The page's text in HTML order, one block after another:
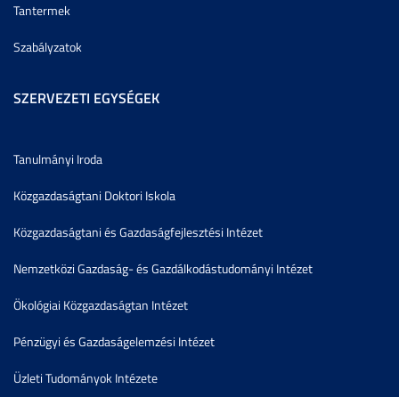
Tantermek
Szabályzatok
SZERVEZETI EGYSÉGEK
Tanulmányi Iroda
Közgazdaságtani Doktori Iskola
Közgazdaságtani és Gazdaságfejlesztési Intézet
Nemzetközi Gazdaság- és Gazdálkodástudományi Intézet
Ökológiai Közgazdaságtan Intézet
Pénzügyi és Gazdaságelemzési Intézet
Üzleti Tudományok Intézete